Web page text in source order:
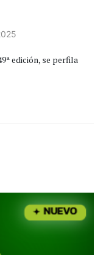
edición, se perfila